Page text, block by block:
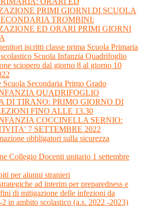
PRIMI GIORNI DI SCUOLA
TROMBINI:
ED ORARI PRIMI GIORNI
iscritti classe prima Scuola Primaria
Scuola Infanzia Quadrifoglio
sciopero dal giorno 8 al giorno 10
Scuola Secondaria Primo Grado
QUADRIFOGLIO
DI TIRANO: PRIMO GIORNO DI
FINO ALLE 13.30
COCCINELLA SERNIO:
7 SETTEMBRE 2022
obbligatori sulla sicurezza
Collegio Docenti unitario 1 settembre
per alunni stranieri
ad interim per preparedness e
di mitigazione delle infezioni da
in ambito scolastico (a.s. 2022 -2023)